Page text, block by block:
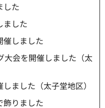
した
ました
催しました
大会を開催しました（太
ました（太子堂地区）
飾りました